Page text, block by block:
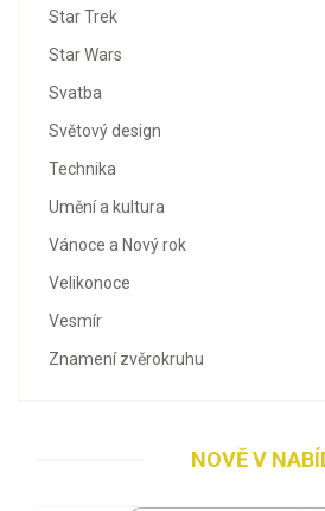
Star Trek
Star Wars
Svatba
Světový design
Technika
Umění a kultura
Vánoce a Nový rok
Velikonoce
Vesmír
Znamení zvěrokruhu
NOVĚ V